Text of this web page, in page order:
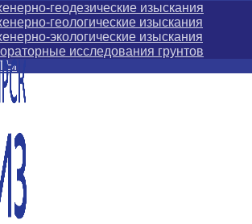
геодезические изыскания
геологические изыскания
экологические изыскания
исследования грунтов